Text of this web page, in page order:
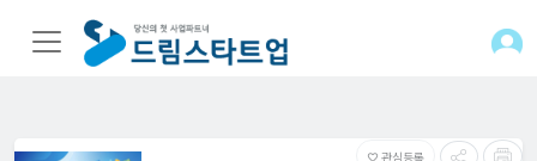
favorite_border 관심등록